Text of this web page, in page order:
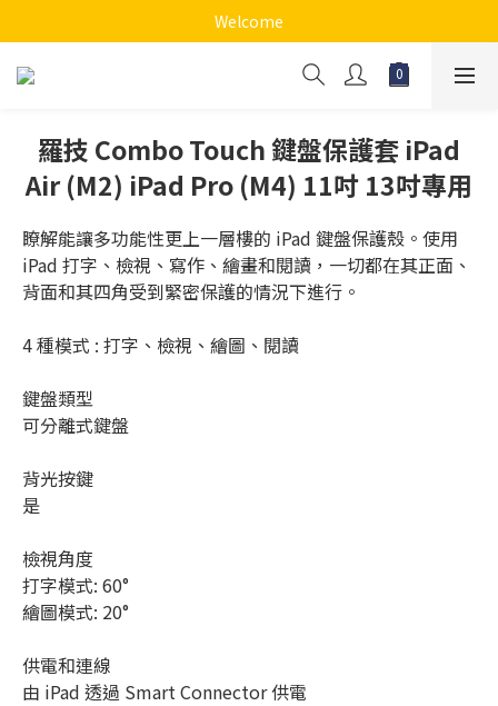
Welcome
羅技 Combo Touch 鍵盤保護套 iPad
Air (M2) iPad Pro (M4) 11吋 13吋專用
瞭解能讓多功能性更上一層樓的 iPad 鍵盤保護殼。使用
iPad 打字、檢視、寫作、繪畫和閱讀，一切都在其正面、
背面和其四角受到緊密保護的情況下進行。
4 種模式 : 打字、檢視、繪圖、閱讀
鍵盤類型
可分離式鍵盤
背光按鍵
是
檢視角度
打字模式: 60°
繪圖模式: 20°
供電和連線
由 iPad 透過 Smart Connector 供電